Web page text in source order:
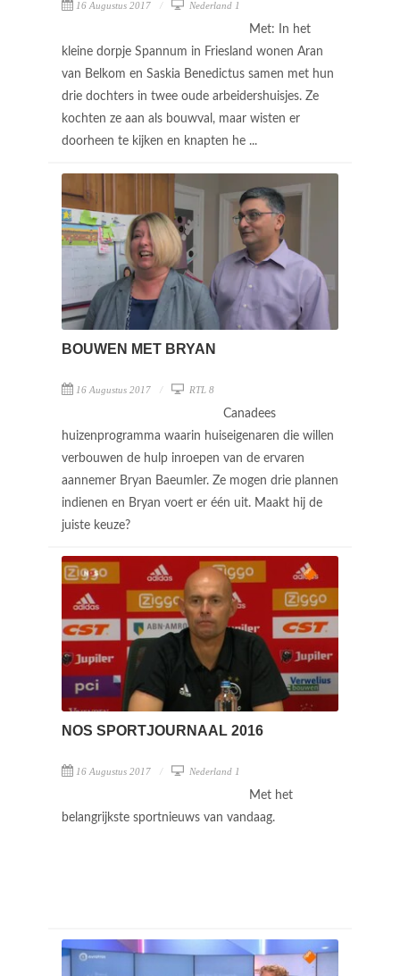
16 Augustus 2017 Nederland 1
Met: In het
kleine dorpje Spannum in Friesland wonen Aran
van Belkom en Saskia Benedictus samen met hun
drie dochters in twee oude arbeidershuisjes. Ze
kochten ze aan als bouwval, maar wisten er
doorheen te kijken en knapten he ...
BOUWEN MET BRYAN
16 Augustus 2017 RTL 8
Canadees
huizenprogramma waarin huiseigenaren die willen
verbouwen de hulp inroepen van de ervaren
aannemer Bryan Baeumler. Ze mogen drie plannen
indienen en Bryan voert er één uit. Maakt hij de
juiste keuze?
NOS SPORTJOURNAAL 2016
16 Augustus 2017 Nederland 1
Met het
belangrijkste sportnieuws van vandaag.